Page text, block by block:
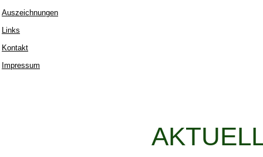
Auszeichnungen
Links
Kontakt
Impressum